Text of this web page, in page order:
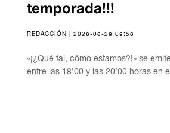
temporada!!!
REDACCIÓN | 2026-06-28 08:56
«¡¿Qué tal, cómo estamos?!» se
entre las 18’00 y las 20’00 horas en